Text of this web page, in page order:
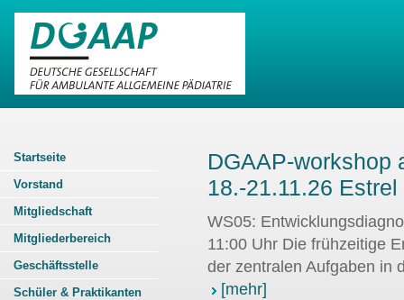
Startseite
Vorstand
Mitgliedschaft
Mitgliederbereich
Geschäftsstelle
Schüler & Praktikanten
DGAAP-workshop
18.-21.11.26
WS05:
11:00 Uhr Die frühzeitige
der zentralen Aufgaben in
[mehr]